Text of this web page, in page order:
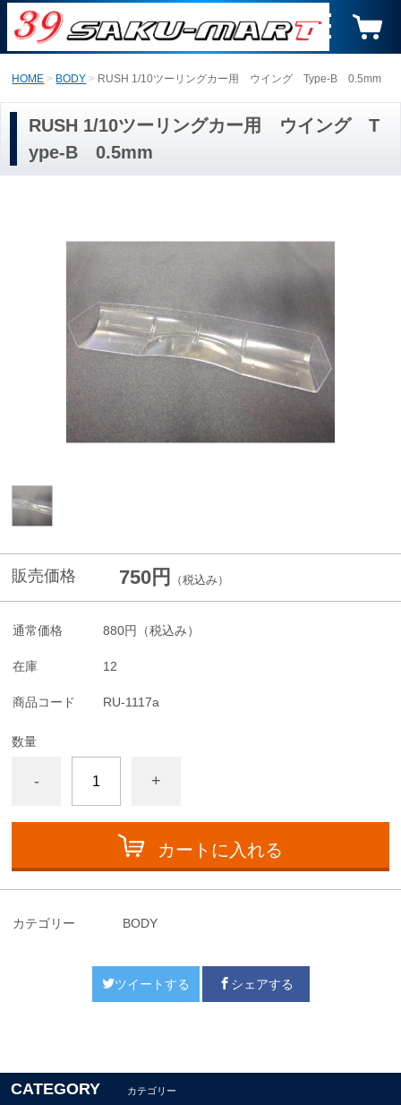
HOME BODY RUSH 1/10ツーリングカー用 ウイング Type-B 0.5mm
RUSH 1/10ツーリングカー用 ウイング T
ype-B 0.5mm
販売価格 750円 （税込み）
通常価格 880円 （税込み）
在庫 12
商品コード RU-1117a
数量
- +
カートに入れる
カテゴリー BODY
ツイートする シェアする
CATEGORY カテゴリー